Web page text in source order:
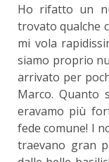
Ho rifatto un
trovato qualche
mi vola
siamo proprio
arrivato per
Marco. Quanto
eravamo più
fede comune! I
traevano gran